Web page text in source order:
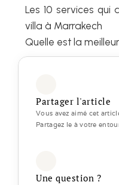
Les 10 services qui
villa à Marrakech
Quelle est la
Partager l'article
Vous avez aimé cet
Partagez le à votre
Une question ?